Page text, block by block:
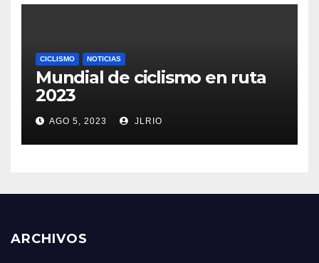
CICLISMO NOTICIAS
Mundial de ciclismo en ruta
2023
AGO 5, 2023 JLRIO
ARCHIVOS